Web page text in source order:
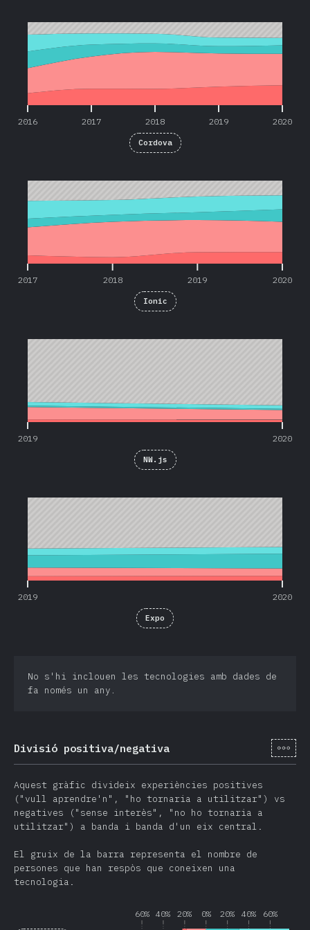
2016 2017 2018 2019 2020
Cordova
2017 2018 2019 2020
Ionic
2019 2020
NW.js
2019 2020
Expo
No s'hi inclouen les tecnologies amb dades de
fa només un any.
Divisió positiva/negativa [ca-
Aquest gràfic divideix experiències positives
("vull aprendre'n", "ho tornaria a utilitzar") vs
negatives ("sense interès", "no ho tornaria a
utilitzar") a banda i banda d'un eix central.
El gruix de la barra representa el nombre de
persones que han respòs que coneixen una
tecnologia.
60% 40% 20% 0% 20% 40% 60%